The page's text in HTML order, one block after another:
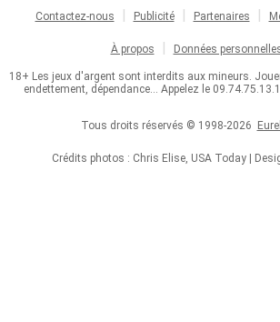
Contactez-nous Publicité Partenaires
À propos Données
18+ Les jeux d'argent sont interdits aux mineurs.
endettement, dépendance... Appelez le
Tous droits réservés © 1998-2026
Crédits photos : Chris Elise, USA Today |